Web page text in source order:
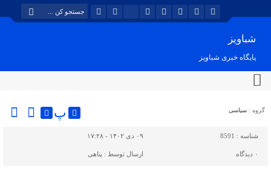
شباویز
پایگاه خبری شباویز
گروه : سیاسی پ
شناسه : 8591 ۰۹ دی ۱۴۰۲ - ۱۷:۲۸
۰ دیدگاه ارسال توسط : پناهی